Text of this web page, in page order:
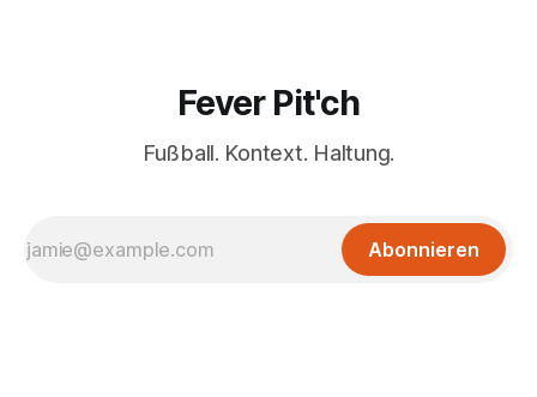
Fever Pit'ch
Fußball. Kontext. Haltung.
Abonnieren